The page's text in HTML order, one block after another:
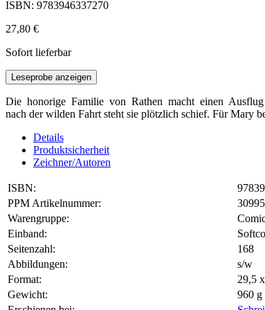
ISBN: 9783946337270
27,80 €
Sofort lieferbar
Leseprobe anzeigen
Die honorige Familie von Rathen macht einen Ausflug
nach der wilden Fahrt steht sie plötzlich schief. Für Mary
Details
Produktsicherheit
Zeichner/Autoren
ISBN:
PPM Artikelnummer:
Warengruppe:
Einband:
Seitenzahl:
168
Abbildungen:
s/w
Format:
29,5
Gewicht:
960 g